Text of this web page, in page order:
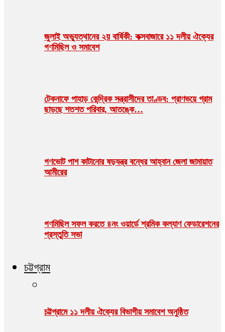
জুলাই অভ্যুত্থানের ২য় বার্ষিকী: কক্সবাজারে ১১ দলীয় ঐক্যের
গণমিছিল ও সমাবেশ
টেকনাফে পাহাড় কেন্দ্রিক সন্ত্রাসীদের তাণ্ডব: প্রাণভয়ে গ্রাম
ছাড়ছে শতশত পরিবার, আতঙ্কে…
গণভোট পাশ কাটানোর ষড়যন্ত্র বন্ধের আহ্বান জেলা জামায়াত
আমীরের
গণমিছিল সফল করতে ৪নং ওয়ার্ডে শ্রমিক কল্যাণ ফেডারেশনের
প্রস্তুতি সভা
চট্টগ্রাম
চট্টগ্রামে ১১ দলীয় ঐক্যের বিভাগীয় সমাবেশ অনুষ্ঠিত